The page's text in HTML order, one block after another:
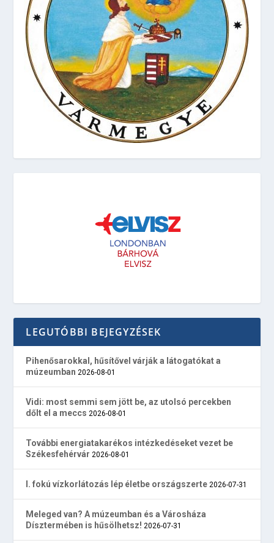
LEGUTÓBBI BEJEGYZÉSEK
Pihenősarokkal, hűsítővel várják a látogatókat a
múzeumban 2026-08-01
Vidi: most semmi sem jött be, az utolsó percekben
dőlt el a meccs 2026-08-01
További energiatakarékos intézkedéseket vezet be
Székesfehérvár 2026-08-01
I. fokú vízkorlátozás lép életbe országszerte 2026-07-31
Meleged van? A múzeumban és a Városháza
Dísztermében is hűsölhetsz! 2026-07-31